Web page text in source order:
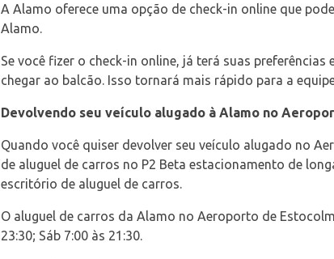
A Alamo oferece uma opção de check-in online que
Alamo.
Se você fizer o check-in online, já terá suas
chegar ao balcão. Isso tornará mais rápido para a
Devolvendo seu veículo alugado à Alamo no
Quando você quiser devolver seu veículo alugado no
de aluguel de carros no P2 Beta estacionamento de
escritório de aluguel de carros.
O aluguel de carros da Alamo no Aeroporto de
23:30; Sáb 7:00 às 21:30.